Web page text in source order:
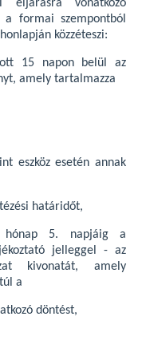
eljárásra vonatkozó
a formai szempontból
közzéteszi:
15 napon belül az
amely tartalmazza
eszköz esetén annak
határidőt,
hónap 5. napjáig a
jelleggel - az
kivonatát, amely
a
döntést,